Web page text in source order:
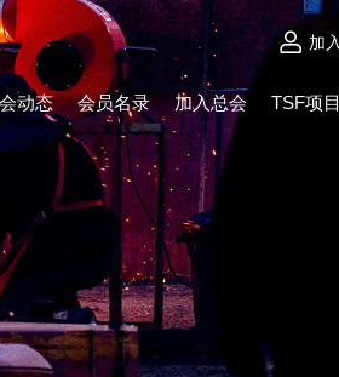
加
动态 会员名录 加入总会 TSF项目